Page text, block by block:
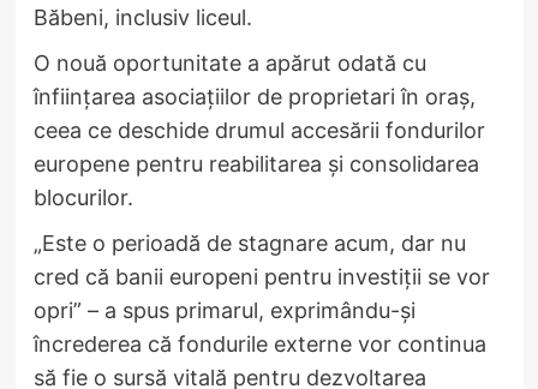
Băbeni, inclusiv liceul.
O nouă oportunitate a apărut odată cu
înființarea asociațiilor de proprietari în oraș,
ceea ce deschide drumul accesării fondurilor
europene pentru reabilitarea și consolidarea
blocurilor.
„Este o perioadă de stagnare acum, dar nu
cred că banii europeni pentru investiții se vor
opri” – a spus primarul, exprimându-și
încrederea că fondurile externe vor continua
să fie o sursă vitală pentru dezvoltarea